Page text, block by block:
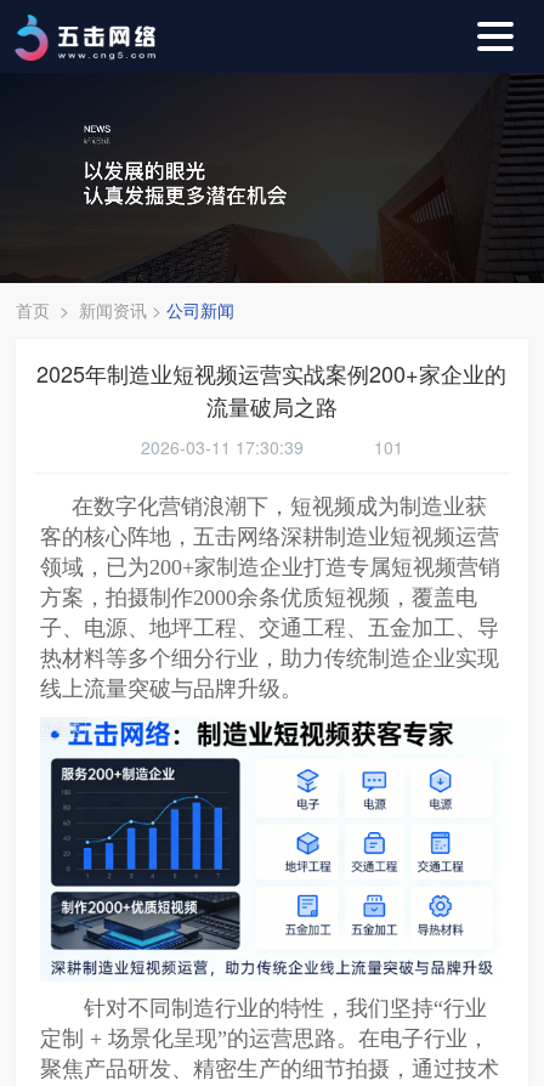
首页 > 新闻资讯 >公司新闻
2025年制造业短视频运营实战案例200+家企业的
流量破局之路
2026-03-11 17:30:39 101
在数字化营销浪潮下，短视频成为制造业获
客的核心阵地，五击网络深耕制造业短视频运营
领域，已为200+家制造企业打造专属短视频营销
方案，拍摄制作2000余条优质短视频，覆盖电
子、电源、地坪工程、交通工程、五金加工、导
热材料等多个细分行业，助力传统制造企业实现
线上流量突破与品牌升级。
针对不同制造行业的特性，我们坚持“行业
定制 + 场景化呈现”的运营思路。在电子行业，
聚焦产品研发、精密生产的细节拍摄，通过技术